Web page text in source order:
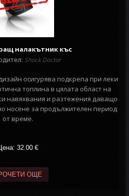
налакътник къс
Shock Doctor
осигурява подкрепа при леки
топлина в цялата област на
навяхвания и разтежения даващо
носене за продължителен период
от време.
32.00 €
ОЩЕ